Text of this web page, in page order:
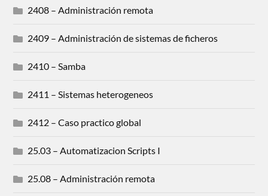
2408 – Administración remota
2409 – Administración de sistemas de ficheros
2410 – Samba
2411 – Sistemas heterogeneos
2412 – Caso practico global
25.03 – Automatizacion Scripts I
25.08 – Administración remota